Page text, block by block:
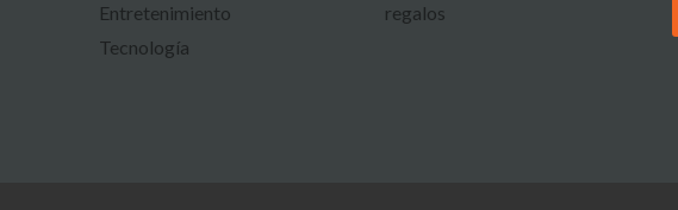
Entretenimiento
Tecnología
regalos